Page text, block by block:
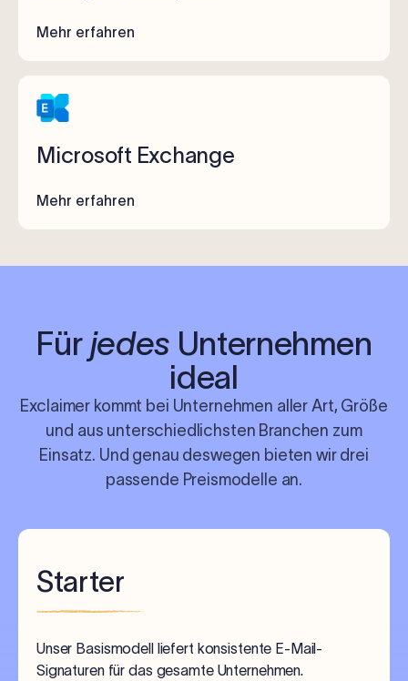
Mehr erfahren
Microsoft Exchange
Mehr erfahren
Für jedes Unternehmen
ideal
Exclaimer kommt bei Unternehmen aller Art, Größe
und aus unterschiedlichsten Branchen zum
Einsatz. Und genau deswegen bieten wir drei
passende Preismodelle an.
Starter
Unser Basismodell liefert konsistente E-Mail-
Signaturen für das gesamte Unternehmen.